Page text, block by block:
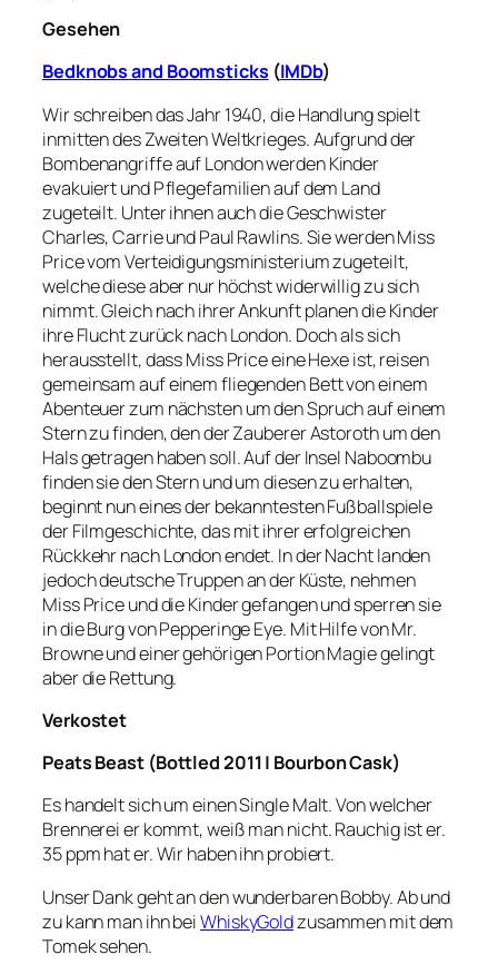
Gesehen
Bedknobs and Boomsticks(IMDb)
Wir schreiben das Jahr 1940, die Handlung spielt
inmitten des Zweiten Weltkrieges. Aufgrund der
Bombenangriffe auf London werden Kinder
evakuiert und Pflegefamilien auf dem Land
zugeteilt. Unter ihnen auch die Geschwister
Charles, Carrie und Paul Rawlins. Sie werden Miss
Price vom Verteidigungsministerium zugeteilt,
welche diese aber nur höchst widerwillig zu sich
nimmt. Gleich nach ihrer Ankunft planen die Kinder
ihre Flucht zurück nach London. Doch als sich
herausstellt, dass Miss Price eine Hexe ist, reisen
gemeinsam auf einem fliegenden Bett von einem
Abenteuer zum nächsten um den Spruch auf einem
Stern zu finden, den der Zauberer Astoroth um den
Hals getragen haben soll. Auf der Insel Naboombu
finden sie den Stern und um diesen zu erhalten,
beginnt nun eines der bekanntesten Fußballspiele
der Filmgeschichte, das mit ihrer erfolgreichen
Rückkehr nach London endet. In der Nacht landen
jedoch deutsche Truppen an der Küste, nehmen
Miss Price und die Kinder gefangen und sperren sie
in die Burg von Pepperinge Eye. Mit Hilfe von Mr.
Browne und einer gehörigen Portion Magie gelingt
aber die Rettung.
Verkostet
Peats Beast (Bottled 2011 | Bourbon Cask)
Es handelt sich um einen Single Malt. Von welcher
Brennerei er kommt, weiß man nicht. Rauchig ist er.
35 ppm hat er. Wir haben ihn probiert.
Unser Dank geht an den wunderbaren Bobby. Ab und
zu kann man ihn beiWhiskyGoldzusammen mit dem
Tomek sehen.